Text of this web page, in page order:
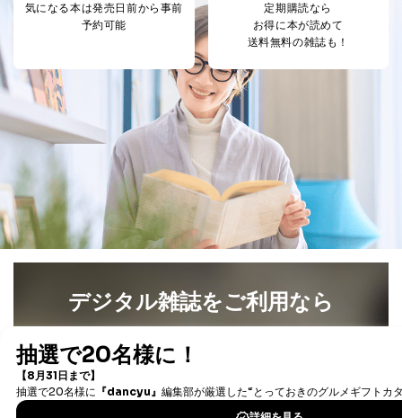
気になる本は発売日前から事前
予約可能
定期購読なら
お得に本が読めて
送料無料の雑誌も！
デジタル雑誌をご利用なら
書籍）が無料で読み放題！